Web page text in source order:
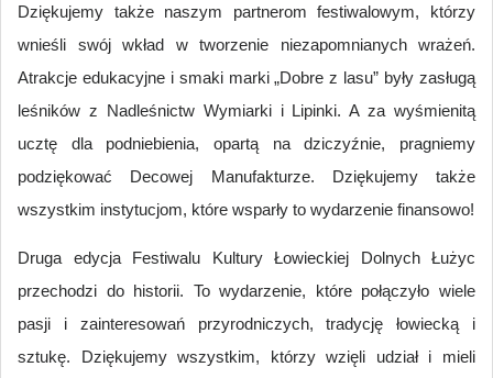
Dziękujemy także naszym partnerom festiwalowym, którzy
wnieśli swój wkład w tworzenie niezapomnianych wrażeń.
Atrakcje edukacyjne i smaki marki „Dobre z lasu” były zasługą
leśników z Nadleśnictw Wymiarki i Lipinki. A za wyśmienitą
ucztę dla podniebienia, opartą na dziczyźnie, pragniemy
podziękować Decowej Manufakturze. Dziękujemy także
wszystkim instytucjom, które wsparły to wydarzenie finansowo!
Druga edycja Festiwalu Kultury Łowieckiej Dolnych Łużyc
przechodzi do historii. To wydarzenie, które połączyło wiele
pasji i zainteresowań przyrodniczych, tradycję łowiecką i
sztukę. Dziękujemy wszystkim, którzy wzięli udział i mieli